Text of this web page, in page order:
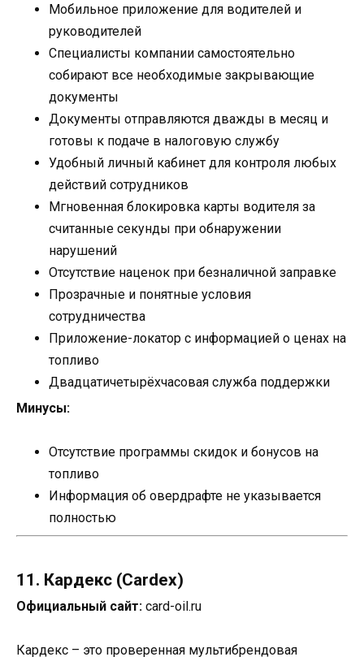
Мобильное приложение для водителей и
руководителей
Специалисты компании самостоятельно
собирают все необходимые закрывающие
документы
Документы отправляются дважды в месяц и
готовы к подаче в налоговую службу
Удобный личный кабинет для контроля любых
действий сотрудников
Мгновенная блокировка карты водителя за
считанные секунды при обнаружении
нарушений
Отсутствие наценок при безналичной заправке
Прозрачные и понятные условия
сотрудничества
Приложение-локатор с информацией о ценах на
топливо
Двадцатичетырёхчасовая служба поддержки
Минусы:
Отсутствие программы скидок и бонусов на
топливо
Информация об овердрафте не указывается
полностью
11. Кардекс (Cardex)
Официальный сайт: card-oil.ru
Кардекс – это проверенная мультибрендовая